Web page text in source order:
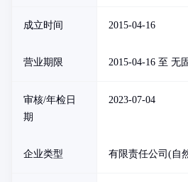
成立时间 2015-04-16
营业期限 2015-04-16 至 无
审核/年检日
期
2023-07-04
企业类型 有限责任公司(自